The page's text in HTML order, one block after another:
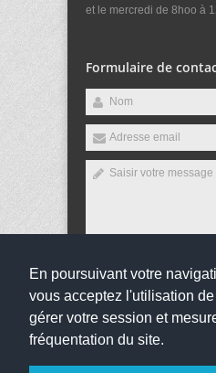
En poursuivant votre
vous acceptez l'utilisation
gérer votre session et
fréquentation du site.
et le mercredi de 8hoo à
Formulaire de
Envoyer